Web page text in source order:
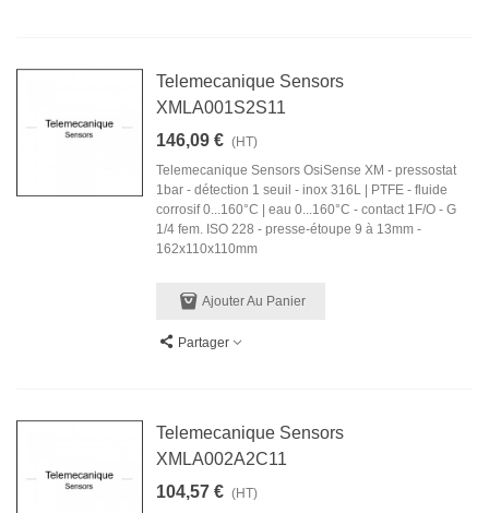
Telemecanique Sensors
XMLA001S2S11
146,09 € (HT)
Telemecanique Sensors OsiSense XM - pressostat
1bar - détection 1 seuil - inox 316L | PTFE - fluide
corrosif 0...160°C | eau 0...160°C - contact 1F/O - G
1/4 fem. ISO 228 - presse-étoupe 9 à 13mm -
162x110x110mm
Ajouter Au Panier
Partager
Telemecanique Sensors
XMLA002A2C11
104,57 € (HT)